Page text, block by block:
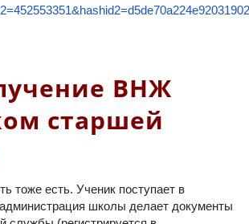
ВНЖ
старшей
тоже есть. Ученик поступает в
школы делает документы